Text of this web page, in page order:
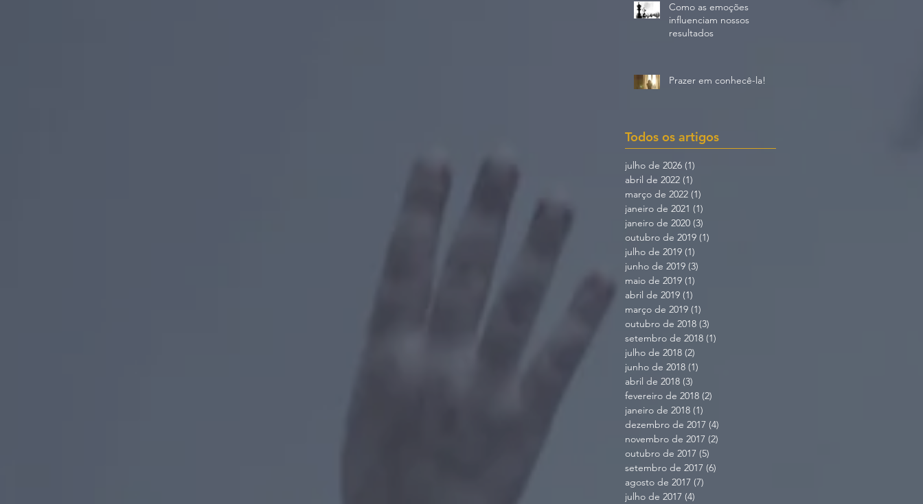
Como as emoções
influenciam nossos
resultados
Prazer em conhecê-la!
Todos os artigos
julho de 2026 (1)
abril de 2022 (1)
março de 2022 (1)
janeiro de 2021 (1)
janeiro de 2020 (3)
outubro de 2019 (1)
julho de 2019 (1)
junho de 2019 (3)
maio de 2019 (1)
abril de 2019 (1)
março de 2019 (1)
outubro de 2018 (3)
setembro de 2018 (1)
julho de 2018 (2)
junho de 2018 (1)
abril de 2018 (3)
fevereiro de 2018 (2)
janeiro de 2018 (1)
dezembro de 2017 (4)
novembro de 2017 (2)
outubro de 2017 (5)
setembro de 2017 (6)
agosto de 2017 (7)
julho de 2017 (4)